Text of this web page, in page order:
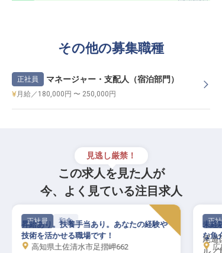
その他の募集職種
正社員 マネージャー・支配人（宿泊部門）
月給／180,000円 〜 250,000円
見逃し厳禁！
この求人を見た人が
今、よく見ている注目求人
正社員 和食
昇給あり。扶養手当あり。あなたの経験や
技術を活かせる職場です！
高知県土佐清水市足摺岬662
正社
尾道
未経
な魚